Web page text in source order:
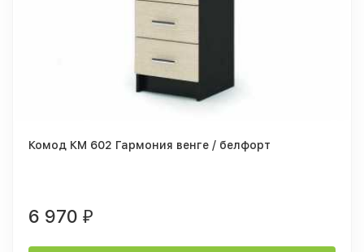
Комод КМ 602 Гармония венге / белфорт
6 970 ₽